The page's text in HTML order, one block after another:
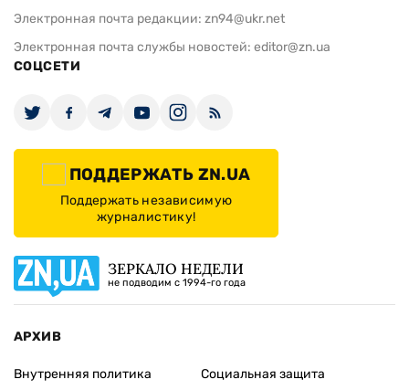
Электронная почта редакции: zn94@ukr.net
Электронная почта службы новостей: editor@zn.ua
СОЦСЕТИ
ПОДДЕРЖАТЬ ZN.UA
Поддержать независимую
журналистику!
ЗЕРКАЛО НЕДЕЛИ
не подводим с 1994-го года
АРХИВ
Внутренняя политика
Социальная защита